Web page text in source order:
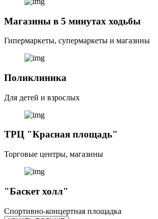
Магазины в 5 минутах ходьбы
Гипермаркеты, супермаркеты и магазины
Поликлиника
Для детей и взрослых
ТРЦ "Красная площадь"
Торговые центры, магазины
"Баскет холл"
Спортивно-концертная площадка